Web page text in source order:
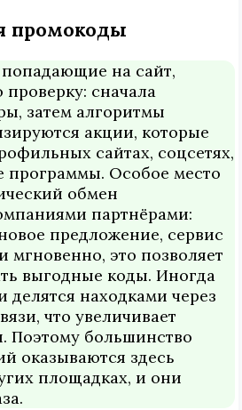
промокоды
на сайт,
сначала
затем алгоритмы
акции, которые
сайтах, соцсетях,
программы. Особое место
обмен
партнёрами:
предложение, сервис
мгновенно, это позволяет
выгодные коды. Иногда
делятся находками через
что увеличивает
Поэтому большинство
оказываются здесь
площадках, и они